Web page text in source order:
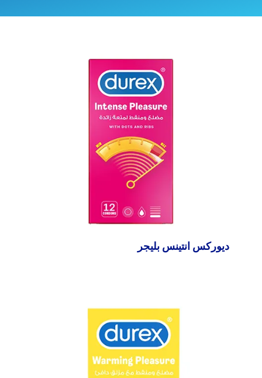
ديوركس انتينس بليجر